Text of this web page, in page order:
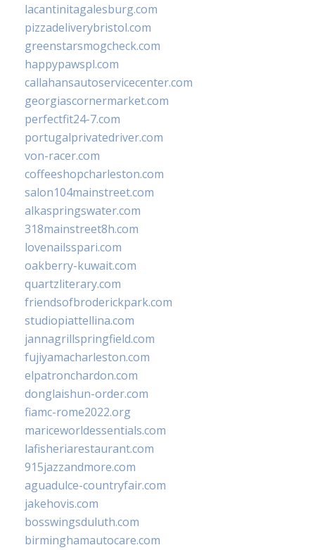
lacantinitagalesburg.com
pizzadeliverybristol.com
greenstarsmogcheck.com
happypawspl.com
callahansautoservicecenter.com
georgiascornermarket.com
perfectfit24-7.com
portugalprivatedriver.com
von-racer.com
coffeeshopcharleston.com
salon104mainstreet.com
alkaspringswater.com
318mainstreet8h.com
lovenailsspari.com
oakberry-kuwait.com
quartzliterary.com
friendsofbroderickpark.com
studiopiattellina.com
jannagrillspringfield.com
fujiyamacharleston.com
elpatronchardon.com
donglaishun-order.com
fiamc-rome2022.org
mariceworldessentials.com
lafisheriarestaurant.com
915jazzandmore.com
aguadulce-countryfair.com
jakehovis.com
bosswingsduluth.com
birminghamautocare.com